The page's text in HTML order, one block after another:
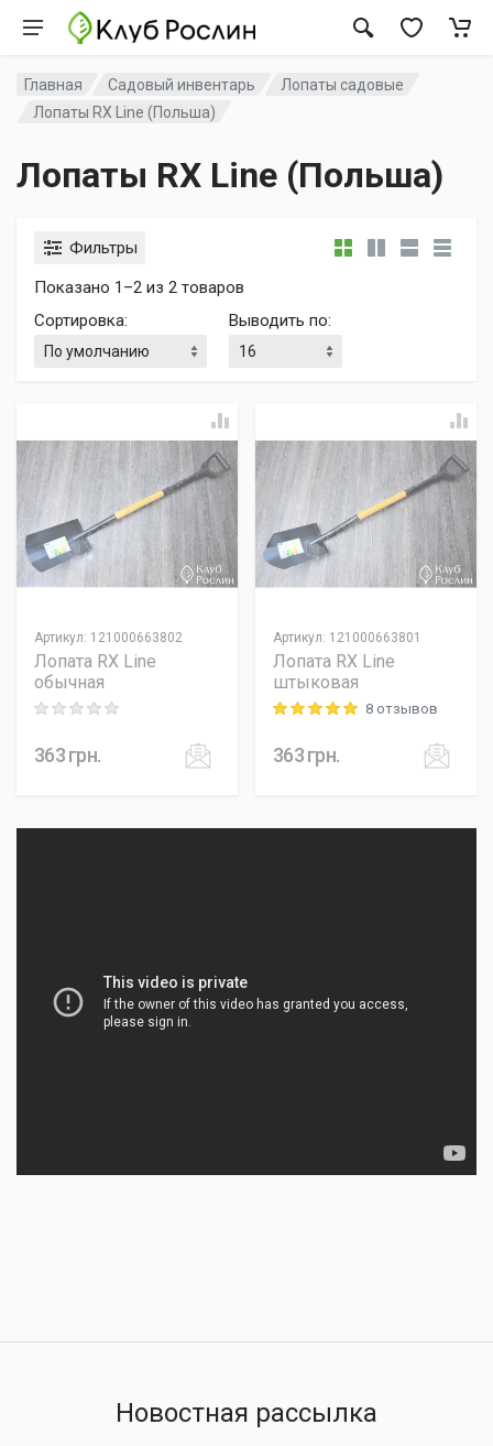
Главная Садовый инвентарь
Лопаты садовые
Лопаты RX Line (Польша)
Лопаты RX Line (Польша)
Фильтры
Показано 1–2 из 2 товаров
Сортировка: Выводить по:
Артикул: 121000663802
Лопата RX Line
обычная
Rating: 0 out of 5
363грн.
Артикул: 121000663801
Лопата RX Line
штыковая
Rating: 5 out of 58 отзывов
363грн.
Новостная рассылка